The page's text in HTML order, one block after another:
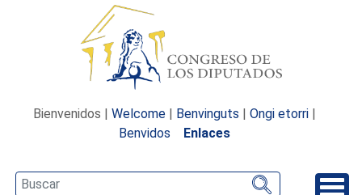
Bienvenidos | Welcome | Benvinguts | Ongi etorri |
Benvidos
Enlaces